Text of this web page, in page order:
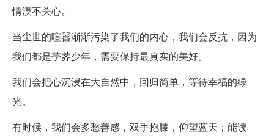
情漠不关心。
当尘世的喧嚣渐渐污染了我们的内心，我们会反抗，因为
我们都是荸荠少年，需要保持最真实的美好。
我们会把心沉浸在大自然中，回归简单，等待幸福的绿
光。
有时候，我们会多愁善感，双手抱膝，仰望蓝天；能读